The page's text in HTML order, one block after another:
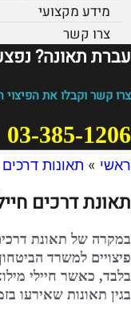
מידע מקצועי
צרו קשר
עברת תאונה?
צרו קשר וקבלו את
03-385-1206
ראשי » תאונות דרכים
תאונת דרכים
במקרה של תאונת
פיצויים למשרד
בלבד, כאשר חיילי
בגין תאונות שאירעו